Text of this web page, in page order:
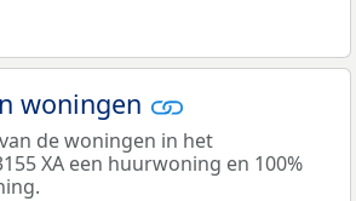
woningen
de woningen in het
XA een huurwoning en 100%